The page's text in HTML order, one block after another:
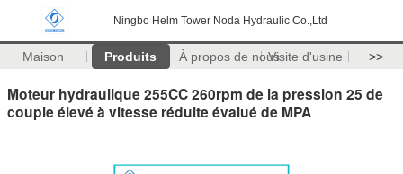
Ningbo Helm Tower Noda Hydraulic Co.,Ltd
Maison Produits À propos de nousVisite d'usine >>
Moteur hydraulique 255CC 260rpm de la pression 25 de
couple élevé à vitesse réduite évalué de MPA